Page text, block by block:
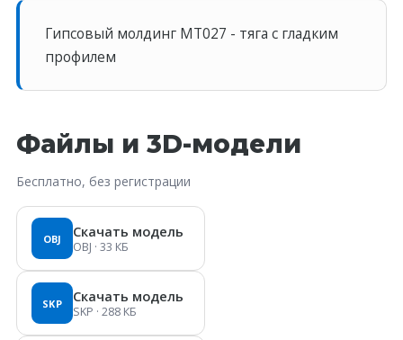
Гипсовый молдинг MT027 - тяга с гладким
профилем
Файлы и 3D-модели
Бесплатно, без регистрации
OBJ Скачать модель
OBJ · 33 КБ
SKP Скачать модель
SKP · 288 КБ